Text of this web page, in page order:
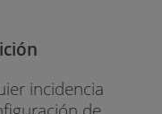
las empresas,
para los
práctico
incidencia